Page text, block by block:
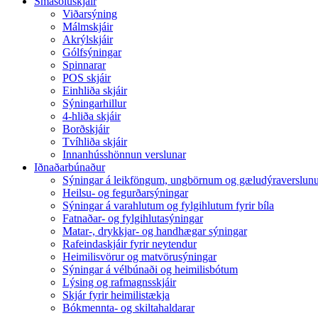
Viðarsýning
Málmskjáir
Akrýlskjáir
Gólfsýningar
Spinnarar
POS skjáir
Einhliða skjáir
Sýningarhillur
4-hliða skjáir
Borðskjáir
Tvíhliða skjáir
Innanhússhönnun verslunar
Iðnaðarbúnaður
Sýningar á leikföngum, ungbörnum og
Heilsu- og fegurðarsýningar
Sýningar á varahlutum og fylgihlutum fyrir bíla
Fatnaðar- og fylgihlutasýningar
Matar-, drykkjar- og handhægar sýningar
Rafeindaskjáir fyrir neytendur
Heimilisvörur og matvörusýningar
Sýningar á vélbúnaði og heimilisbótum
Lýsing og rafmagnsskjáir
Skjár fyrir heimilistækja
Bókmennta- og skiltahaldarar